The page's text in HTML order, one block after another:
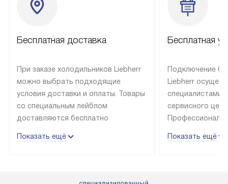
Бесплатная доставка
При заказе холодильников Liebherr
можно выбрать подходящие
условия доставки и оплаты. Товары
со специальным лейблом
доставляются бесплатно
до подъезда, выезд за МКАД
Показать ещё
Бесплатная
Подключение
Liebherr
специалистами
сервисного
эксплуатации
Показать ещё